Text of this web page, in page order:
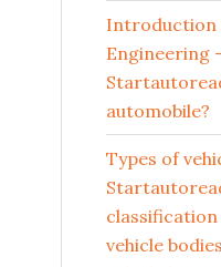
Introduction
Engineering -
automobile?
Types of
vehicle bodies